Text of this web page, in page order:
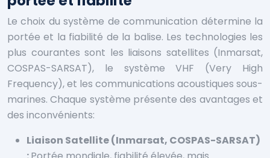
Le choix du système de communication détermine la
portée et la fiabilité de la balise. Les technologies les
plus courantes sont les liaisons satellites (Inmarsat,
COSPAS-SARSAT), le système VHF (Very High
Frequency), et les communications acoustiques sous-
marines. Chaque système présente des avantages et
des inconvénients:
Liaison Satellite (Inmarsat, COSPAS-SARSAT)